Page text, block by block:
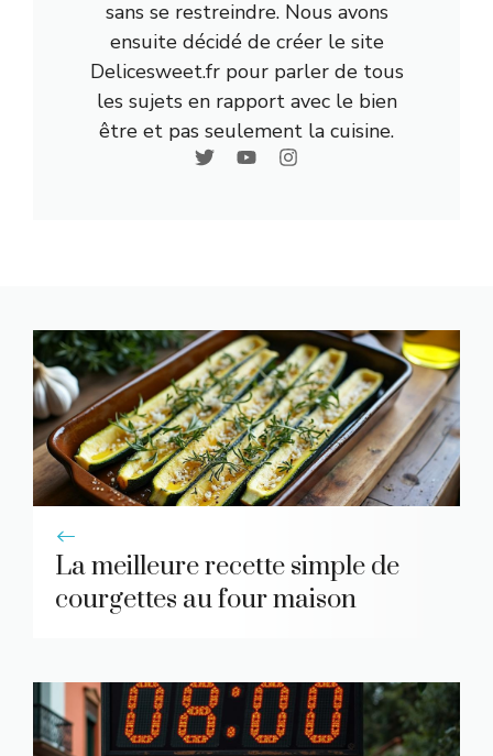
sans se restreindre. Nous avons
ensuite décidé de créer le site
Delicesweet.fr pour parler de tous
les sujets en rapport avec le bien
être et pas seulement la cuisine.
La meilleure recette simple de
courgettes au four maison